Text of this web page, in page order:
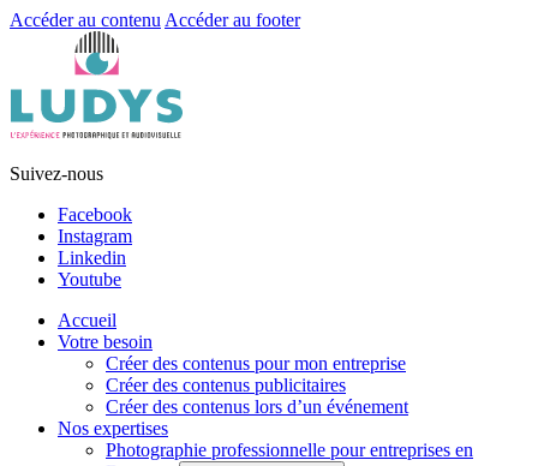
Accéder au contenu Accéder au footer
Suivez-nous
Facebook
Instagram
Linkedin
Youtube
Accueil
Votre besoin
Créer des contenus pour mon entreprise
Créer des contenus publicitaires
Créer des contenus lors d’un événement
Nos expertises
Photographie professionnelle pour entreprises en